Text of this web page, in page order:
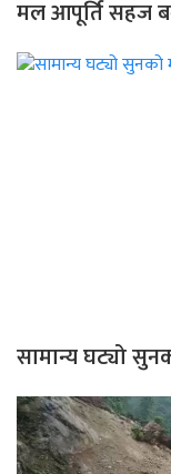
मल आपूर्ति सहज
सामान्य घट्यो